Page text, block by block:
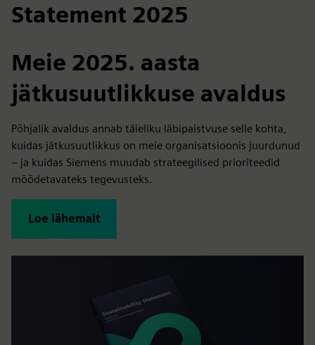
Statement 2025
Meie 2025. aasta
jätkusuutlikkuse avaldus
Põhjalik avaldus annab täieliku läbipaistvuse selle kohta,
kuidas jätkusuutlikkus on meie organisatsioonis juurdunud
– ja kuidas Siemens muudab strateegilised prioriteedid
mõõdetavateks tegevusteks.
Loe lähemalt